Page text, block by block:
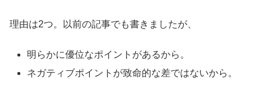
理由は2つ。以前の記事でも書きましたが、
明らかに優位なポイントがあるから。
ネガティブポイントが致命的な差ではないから。